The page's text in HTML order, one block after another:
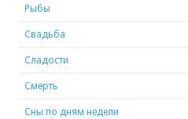
Рыбы
Свадьба
Сладости
Смерть
Сны по дням недели